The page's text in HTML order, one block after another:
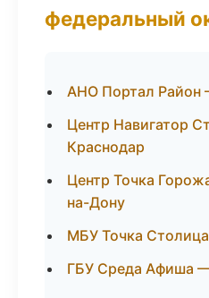
федеральный
АНО Портал Район
Центр Навигатор
Краснодар
Центр Точка
на-Дону
МБУ Точка
ГБУ Среда Афиша